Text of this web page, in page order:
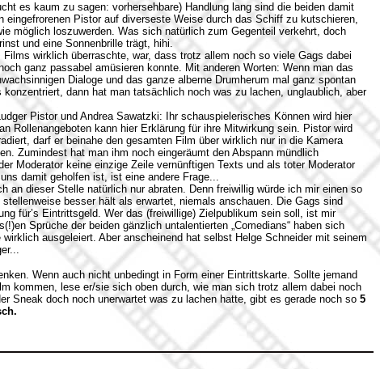
es kaum zu sagen: vorhersehbare) Handlung lang sind die beiden damit
eingefrorenen Pistor auf diverseste Weise durch das Schiff zu kutschieren,
möglich loszuwerden. Was sich natürlich zum Gegenteil verkehrt, doch
und eine Sonnenbrille trägt, hihi.
wirklich überraschte, war, dass trotz allem noch so viele Gags dabei
ganz passabel amüsieren konnte. Mit anderen Worten: Wenn man das
Dialoge und das ganze alberne Drumherum mal ganz spontan
dann hat man tatsächlich noch was zu lachen, unglaublich, aber
Pistor und Andrea Sawatzki: Ihr schauspielerisches Können wird hier
Rollenangeboten kann hier Erklärung für ihre Mitwirkung sein. Pistor wird
darf er beinahe den gesamten Film über wirklich nur in die Kamera
Zumindest hat man ihm noch eingeräumt den Abspann mündlich
Moderator keine einzige Zeile vernünftigen Texts und als toter Moderator
damit geholfen ist, ist eine andere Frage...
an dieser Stelle natürlich nur abraten. Denn freiwillig würde ich mir einen so
besser hält als erwartet, niemals anschauen. Die Gags sind
für’s Eintrittsgeld. Wer das (freiwillige) Zielpublikum sein soll, ist mir
Sprüche der beiden gänzlich untalentierten „Comedians“ haben sich
ausgeleiert. Aber anscheinend hat selbst Helge Schneider mit seinem
Wenn auch nicht unbedingt in Form einer Eintrittskarte. Sollte jemand
kommen, lese er/sie sich oben durch, wie man sich trotz allem dabei noch
Sneak doch noch unerwartet was zu lachen hatte, gibt es gerade noch so 5